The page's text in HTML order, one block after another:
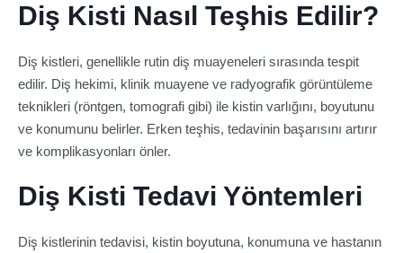
Diş Kisti Nasıl Teşhis Edilir?
Diş kistleri, genellikle rutin diş muayeneleri sırasında tespit
edilir. Diş hekimi, klinik muayene ve radyografik görüntüleme
teknikleri (röntgen, tomografi gibi) ile kistin varlığını, boyutunu
ve konumunu belirler. Erken teşhis, tedavinin başarısını artırır
ve komplikasyonları önler.
Diş Kisti Tedavi Yöntemleri
Diş kistlerinin tedavisi, kistin boyutuna, konumuna ve hastanın